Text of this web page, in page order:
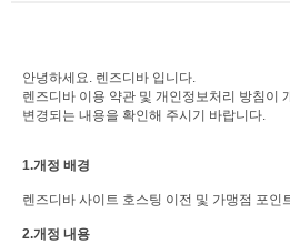
안녕하세요. 렌즈디바 입니다.
렌즈디바 이용 약관 및 개인정보처리 방침이
변경되는 내용을 확인해 주시기 바랍니다.
1.개정 배경
렌즈디바 사이트 호스팅 이전 및 가맹점 포인
2.개정 내용